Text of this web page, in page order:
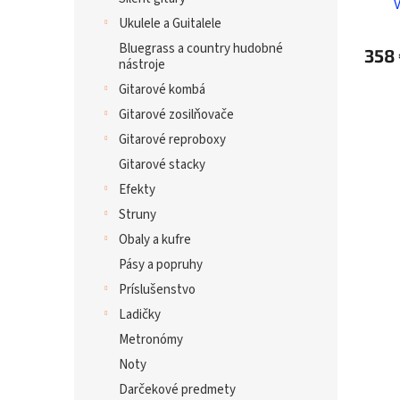
Ukulele a Guitalele
Bluegrass a country hudobné
nástroje
Gitarové kombá
Gitarové zosilňovače
Gitarové reproboxy
Gitarové stacky
Efekty
Struny
Obaly a kufre
Pásy a popruhy
Príslušenstvo
Ladičky
Metronómy
Noty
Darčekové predmety
358